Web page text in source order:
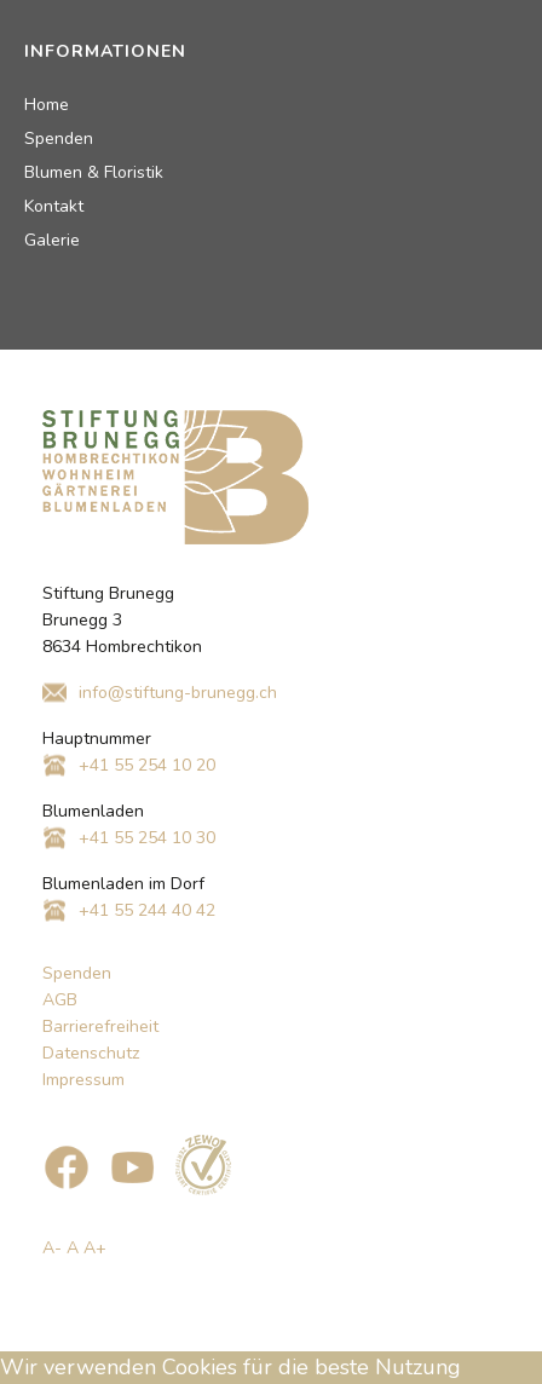
INFORMATIONEN
Home
Spenden
Blumen & Floristik
Kontakt
Galerie
Stiftung Brunegg
Brunegg 3
8634 Hombrechtikon
info@stiftung-brunegg.ch
Hauptnummer
+41 55 254 10 20
Blumenladen
+41 55 254 10 30
Blumenladen im Dorf
+41 55 244 40 42
Spenden
AGB
Barrierefreiheit
Datenschutz
Impressum
A- A A+
Wir verwenden Cookies für die beste Nutzung